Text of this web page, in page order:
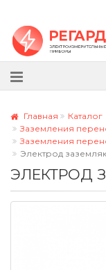
Главная
Каталог
Заземления
Заземления
Электрод
ЭЛЕКТРОД